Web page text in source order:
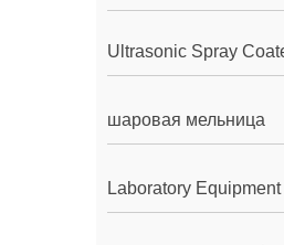
Ultrasonic Spray
шаровая мельница
Laboratory Equipment